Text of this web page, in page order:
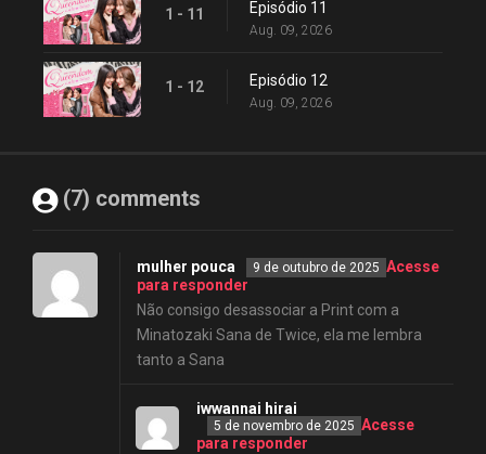
1 - 11 Episódio 11
Aug. 09, 2026
1 - 12 Episódio 12
Aug. 09, 2026
(7) comments
mulher pouca 9 de outubro de 2025 Acesse
para responder
Não consigo desassociar a Print com a
Minatozaki Sana de Twice, ela me lembra
tanto a Sana
iwwannai hirai
5 de novembro de 2025 Acesse
para responder